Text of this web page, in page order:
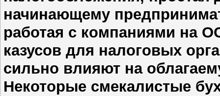
начинающему
работая с компаниями на
казусов для налоговых
сильно влияют на
Некоторые смекалистые